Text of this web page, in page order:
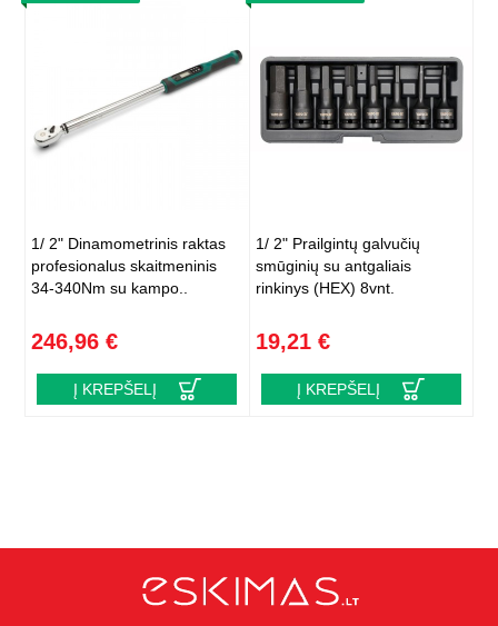
1/ 2" Dinamometrinis raktas
profesionalus skaitmeninis
34-340Nm su kampo..
246,96 €
Į KREPŠELĮ
1/ 2" Prailgintų galvučių
smūginių su antgaliais
rinkinys (HEX) 8vnt.
19,21 €
Į KREPŠELĮ